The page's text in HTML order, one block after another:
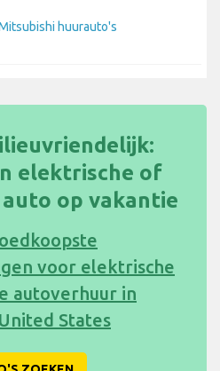
huurauto's
elektrische of
auto op vakantie
voor elektrische
autoverhuur in
States